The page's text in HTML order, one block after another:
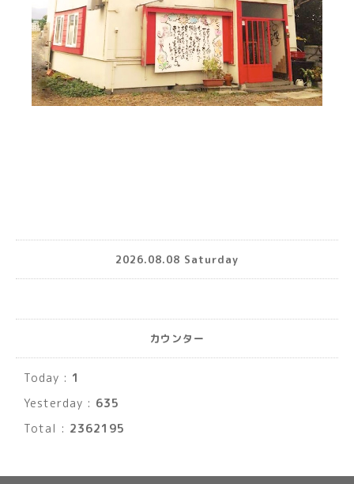
2026.08.08 Saturday
カウンター
Today : 1
Yesterday : 635
Total : 2362195